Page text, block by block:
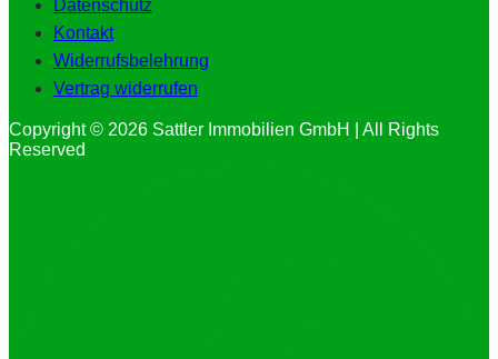
Datenschutz
Kontakt
Widerrufsbelehrung
Vertrag widerrufen
Copyright © 2026 Sattler Immobilien GmbH | All Rights
Reserved